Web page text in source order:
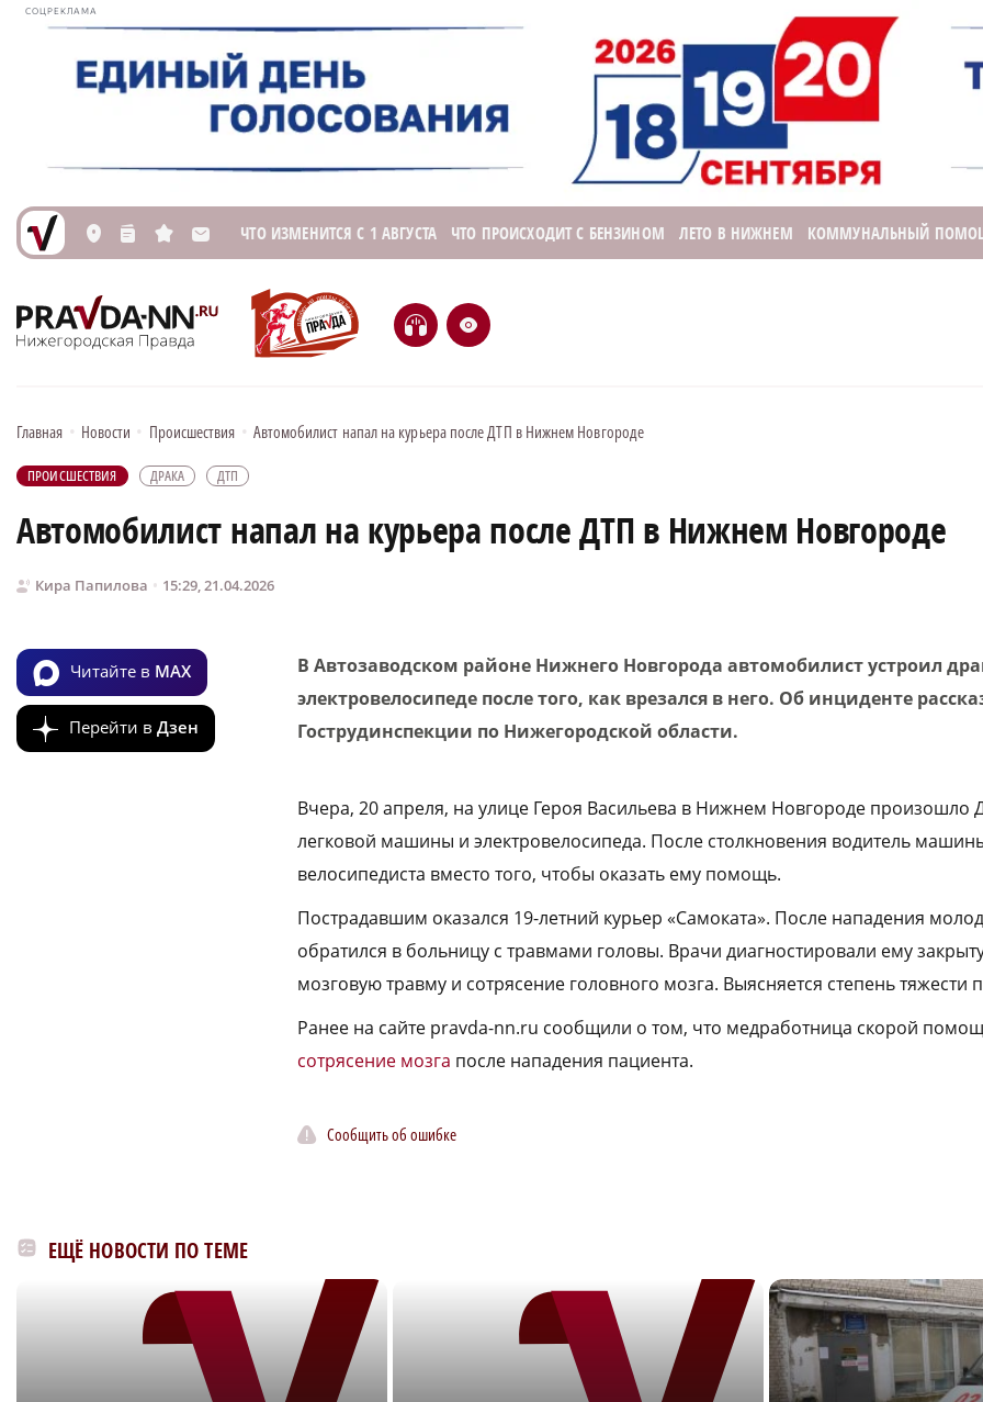
СОЦРЕКЛАМА
L n s M ЧТО ИЗМЕНИТСЯ С 1 АВГУСТА ЧТО ПРОИСХОДИТ С БЕНЗИНОМ ЛЕТО В НИЖНЕМ КОММУНАЛЬНЫЙ
H e
Главная • Новости • Происшествия • Автомобилист напал на курьера после ДТП в Нижнем Новгороде
ПРОИСШЕСТВИЯ ДРАКА ДТП
Автомобилист напал на курьера после ДТП в Нижнем Новгороде
Кира Папилова 15:29, 21.04.2026
Читайте в MAX
Перейти в Дзен
В Автозаводском районе Нижнего Новгорода автомобилист устроил
электровелосипеде после того, как врезался в него. Об инциденте
Гострудинспекции по Нижегородской области.
Вчера, 20 апреля, на улице Героя Васильева в Нижнем Новгороде произошло
легковой машины и электровелосипеда. После столкновения водитель
велосипедиста вместо того, чтобы оказать ему помощь.
Пострадавшим оказался 19-летний курьер «Самоката». После нападения
обратился в больницу с травмами головы. Врачи диагностировали ему
мозговую травму и сотрясение головного мозга. Выясняется степень тяжести
Ранее на сайте pravda-nn.ru сообщили о том, что медработница скорой
сотрясение мозга после нападения пациента.
Сообщить об ошибке
ЕЩЁ НОВОСТИ ПО ТЕМЕ